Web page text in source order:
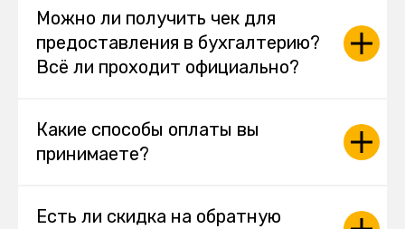
Можно ли получить чек для
предоставления в бухгалтерию?
Всё ли проходит официально?
Какие способы оплаты вы
принимаете?
Есть ли скидка на обратную